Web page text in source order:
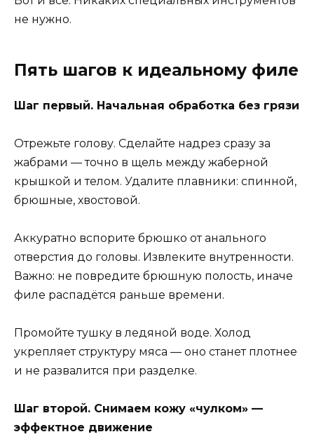
не нужно.
Пять шагов к идеальному филе
Шаг первый. Начальная обработка без грязи
Отрежьте голову. Сделайте надрез сразу за
жабрами — точно в щель между жаберной
крышкой и телом. Удалите плавники: спинной,
брюшные, хвостовой.
Аккуратно вспорите брюшко от анального
отверстия до головы. Извлеките внутренности.
Важно: не повредите брюшную полость, иначе
филе распадётся раньше времени.
Промойте тушку в ледяной воде. Холод
укрепляет структуру мяса — оно станет плотнее
и не развалится при разделке.
Шаг второй. Снимаем кожу «чулком» —
эффектное движение